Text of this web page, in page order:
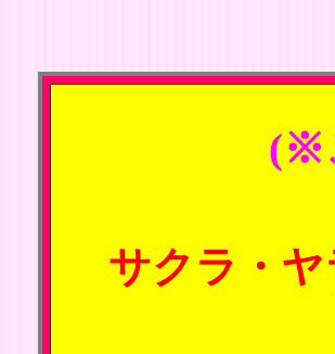
(※
サクラ・